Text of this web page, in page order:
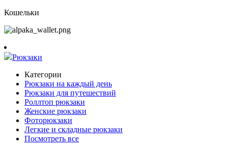
Кошельки
Рюкзаки
Категории
Рюкзаки на каждый день
Рюкзаки для путешествий
Роллтоп рюкзаки
Женские рюкзаки
Фоторюкзаки
Легкие и складные рюкзаки
Посмотреть все